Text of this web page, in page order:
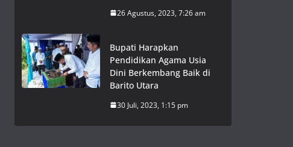
26 Agustus, 2023, 7:26 am
Bupati Harapkan
Pendidikan Agama Usia
Dini Berkembang Baik di
Barito Utara
30 Juli, 2023, 1:15 pm